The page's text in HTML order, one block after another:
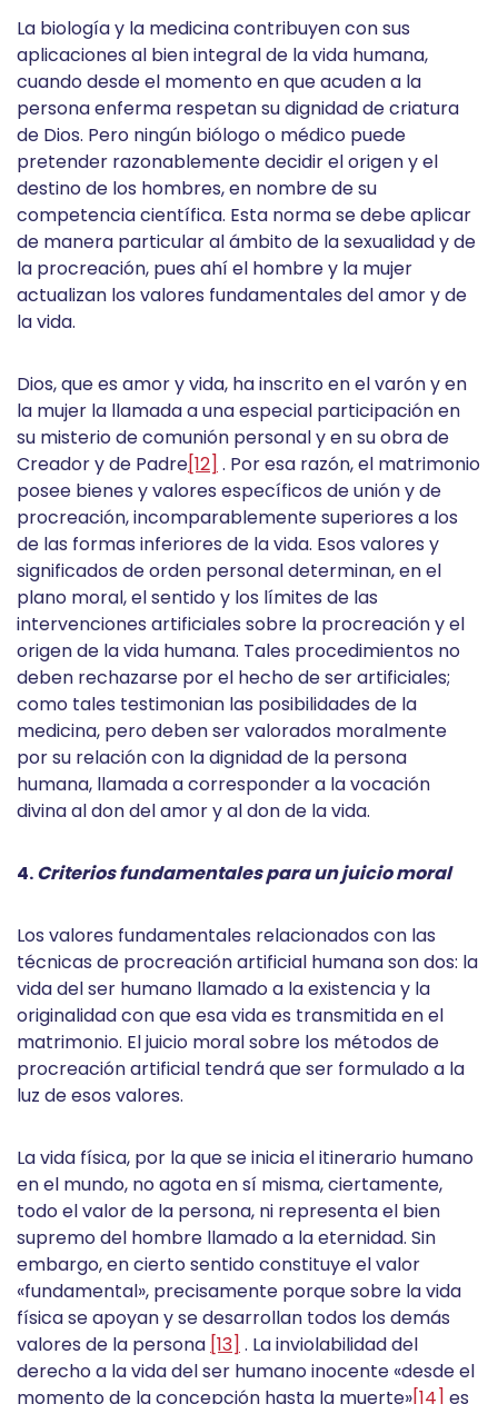
La biología y la medicina contribuyen con sus
aplicaciones al bien integral de la vida humana,
cuando desde el momento en que acuden a la
persona enferma respetan su dignidad de criatura
de Dios. Pero ningún biólogo o médico puede
pretender razonablemente decidir el origen y el
destino de los hombres, en nombre de su
competencia científica. Esta norma se debe aplicar
de manera particular al ámbito de la sexualidad y de
la procreación, pues ahí el hombre y la mujer
actualizan los valores fundamentales del amor y de
la vida.
Dios, que es amor y vida, ha inscrito en el varón y en
la mujer la llamada a una especial participación en
su misterio de comunión personal y en su obra de
Creador y de Padre[12] . Por esa razón, el matrimonio
posee bienes y valores específicos de unión y de
procreación, incomparablemente superiores a los
de las formas inferiores de la vida. Esos valores y
significados de orden personal determinan, en el
plano moral, el sentido y los límites de las
intervenciones artificiales sobre la procreación y el
origen de la vida humana. Tales procedimientos no
deben rechazarse por el hecho de ser artificiales;
como tales testimonian las posibilidades de la
medicina, pero deben ser valorados moralmente
por su relación con la dignidad de la persona
humana, llamada a corresponder a la vocación
divina al don del amor y al don de la vida.
4.Criterios fundamentales para un juicio moral
Los valores fundamentales relacionados con las
técnicas de procreación artificial humana son dos: la
vida del ser humano llamado a la existencia y la
originalidad con que esa vida es transmitida en el
matrimonio. El juicio moral sobre los métodos de
procreación artificial tendrá que ser formulado a la
luz de esos valores.
La vida física, por la que se inicia el itinerario humano
en el mundo, no agota en sí misma, ciertamente,
todo el valor de la persona, ni representa el bien
supremo del hombre llamado a la eternidad. Sin
embargo, en cierto sentido constituye el valor
«fundamental», precisamente porque sobre la vida
física se apoyan y se desarrollan todos los demás
valores de la persona [13] . La inviolabilidad del
derecho a la vida del ser humano inocente «desde el
momento de la concepción hasta la muerte»[14] es